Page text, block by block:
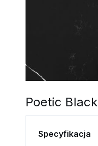
Poetic Black
Specyfikacja